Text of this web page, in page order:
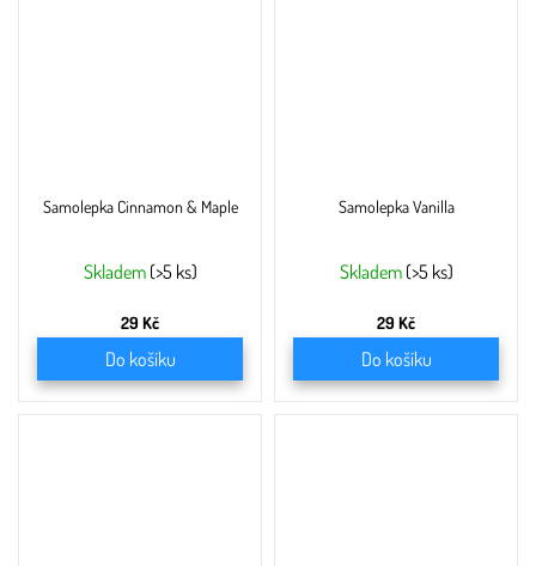
Samolepka Cinnamon & Maple
Skladem (>5 ks)
29 Kč
Do košíku
Samolepka Vanilla
Skladem (>5 ks)
29 Kč
Do košíku